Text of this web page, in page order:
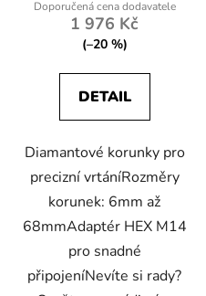
1 976 Kč
(–20 %)
DETAIL
Diamantové korunky pro
precizní vrtáníRozměry
korunek: 6mm až
68mmAdaptér HEX M14
pro snadné
připojeníNevíte si rady?